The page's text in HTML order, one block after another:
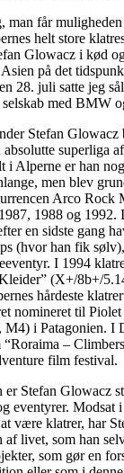
man får
helt store
Glowacz i kød
på det
28. juli satte jeg
med BMW
Stefan Glowacz
superliga
i Alperne er han
men blev
Arco Rock
1988 og 1992.
en sidste gang
(hvor han fik
I 1994
(X+/8b+/
hårdeste
nomineret til
i Patagonien. I
“Roraima –
film festival.
er Stefan Glowacz
eventyrer. Modsat
være klatrer, har
af livet, som han
som gør en